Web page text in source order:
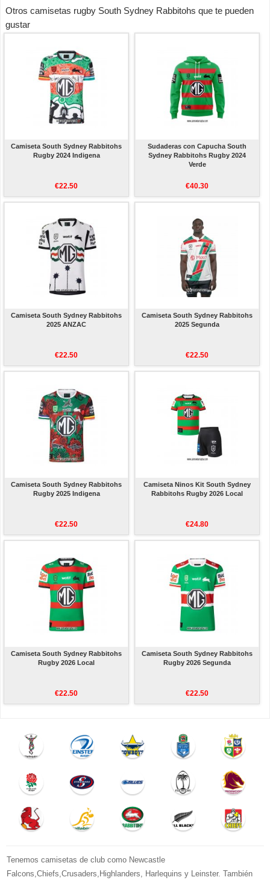
Otros camisetas rugby South Sydney Rabbitohs que te pueden
gustar
Camiseta South Sydney Rabbitohs
Rugby 2024 Indigena
€22.50
Sudaderas con Capucha South
Sydney Rabbitohs Rugby 2024
Verde
€40.30
Camiseta South Sydney Rabbitohs
2025 ANZAC
€22.50
Camiseta South Sydney Rabbitohs
2025 Segunda
€22.50
Camiseta South Sydney Rabbitohs
Rugby 2025 Indigena
€22.50
Camiseta Ninos Kit South Sydney
Rabbitohs Rugby 2026 Local
€24.80
Camiseta South Sydney Rabbitohs
Rugby 2026 Local
€22.50
Camiseta South Sydney Rabbitohs
Rugby 2026 Segunda
€22.50
Tenemos camisetas de club como Newcastle
Falcons,Chiefs,Crusaders,Highlanders, Harlequins y Leinster. También